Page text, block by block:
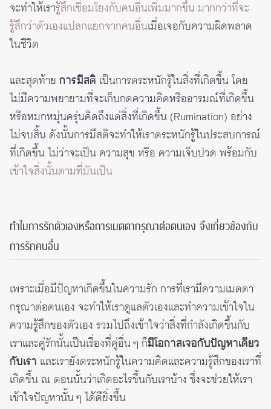
จะทำให้เรารู้สึกเชื่อมโยงกับคนอื่นเพิ่มมากขึ้น มากกว่าที่จะ
รู้สึกว่าตัวเองแปลกแยกจากคนอื่นเมื่อเจอกับความผิดพลาด
ในชีวิต
และสุดท้าย การมีสติ เป็นการตระหนักรู้ในสิ่งที่เกิดขึ้น โดย
ไม่มีความพยายามที่จะเก็บกดความคิดหรืออารมณ์ที่เกิดขึ้น
หรือหมกหมุ่นครุ่นคิดถึงแต่สิ่งที่เกิดขึ้น (Rumination) อย่าง
ไม่จบสิ้น ดังนั้นการมีสติจะทำให้เราตระหนักรู้ในประสบการณ์
ที่เกิดขึ้น ไม่ว่าจะเป็น ความสุข หรือ ความเจ็บปวด พร้อมกับ
เข้าใจสิ่งนั้นตามที่มันเป็น
ทำไมการรักตัวเองหรือการเมตตากรุณาต่อตนเอง จึงเกี่ยวข้องกับ
การรักคนอื่น
เพราะเมื่อมีปัญหาเกิดขึ้นในความรัก การที่เรามีความเมตตา
กรุณาต่อตนเอง จะทำให้เราดูแลตัวเองและทำความเข้าใจใน
ความรู้สึกของตัวเอง รวมไปถึงเข้าใจว่าสิ่งที่กำลังเกิดขึ้นกับ
เราและคู่รักนั้นเป็นเรื่องที่คู่อื่น ๆ ก็มีโอกาสเจอกับปัญหาเดียว
กับเรา และเรายังตระหนักรู้ในความคิดและความรู้สึกของเราที่
เกิดขึ้น ณ ตอนนั้นว่าเกิดอะไรขึ้นกับเราบ้าง ซึ่งจะช่วยให้เรา
เข้าใจปัญหานั้น ๆ ได้ดียิ่งขึ้น